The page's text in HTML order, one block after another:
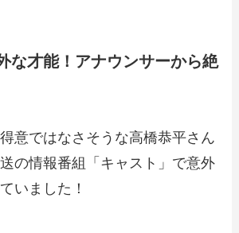
な才能！アナウンサーから絶
意ではなさそうな高橋恭平さん
の情報番組「キャスト」で意外
いました！